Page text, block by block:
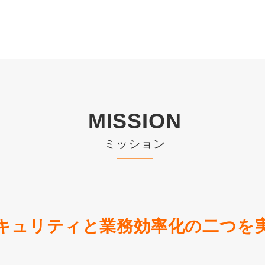
MISSION
ミッション
ュリティと業務効率化の二つを